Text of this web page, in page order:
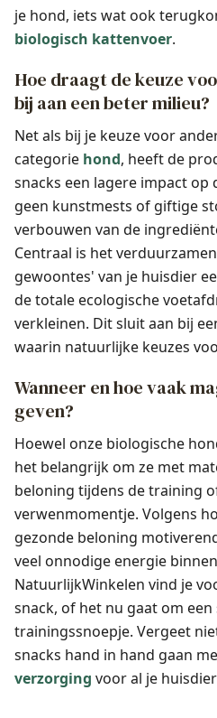
je hond, iets wat ook
biologisch kattenvoer.
Hoe draagt de keuze
bij aan een beter milieu?
Net als bij je keuze voor
categorie hond, heeft de
snacks een lagere impact op
geen kunstmests of giftige
verbouwen van de
Centraal is het
gewoontes' van je huisdier
de totale ecologische
verkleinen. Dit sluit aan bij
waarin natuurlijke keuzes
Wanneer en hoe vaak
geven?
Hoewel onze biologische
het belangrijk om ze met
beloning tijdens de training
verwenmomentje. Volgens
gezonde beloning
veel onnodige energie
NatuurlijkWinkelen vind je
snack, of het nu gaat om
trainingssnoepje. Vergeet
snacks hand in hand gaan
verzorging voor al je